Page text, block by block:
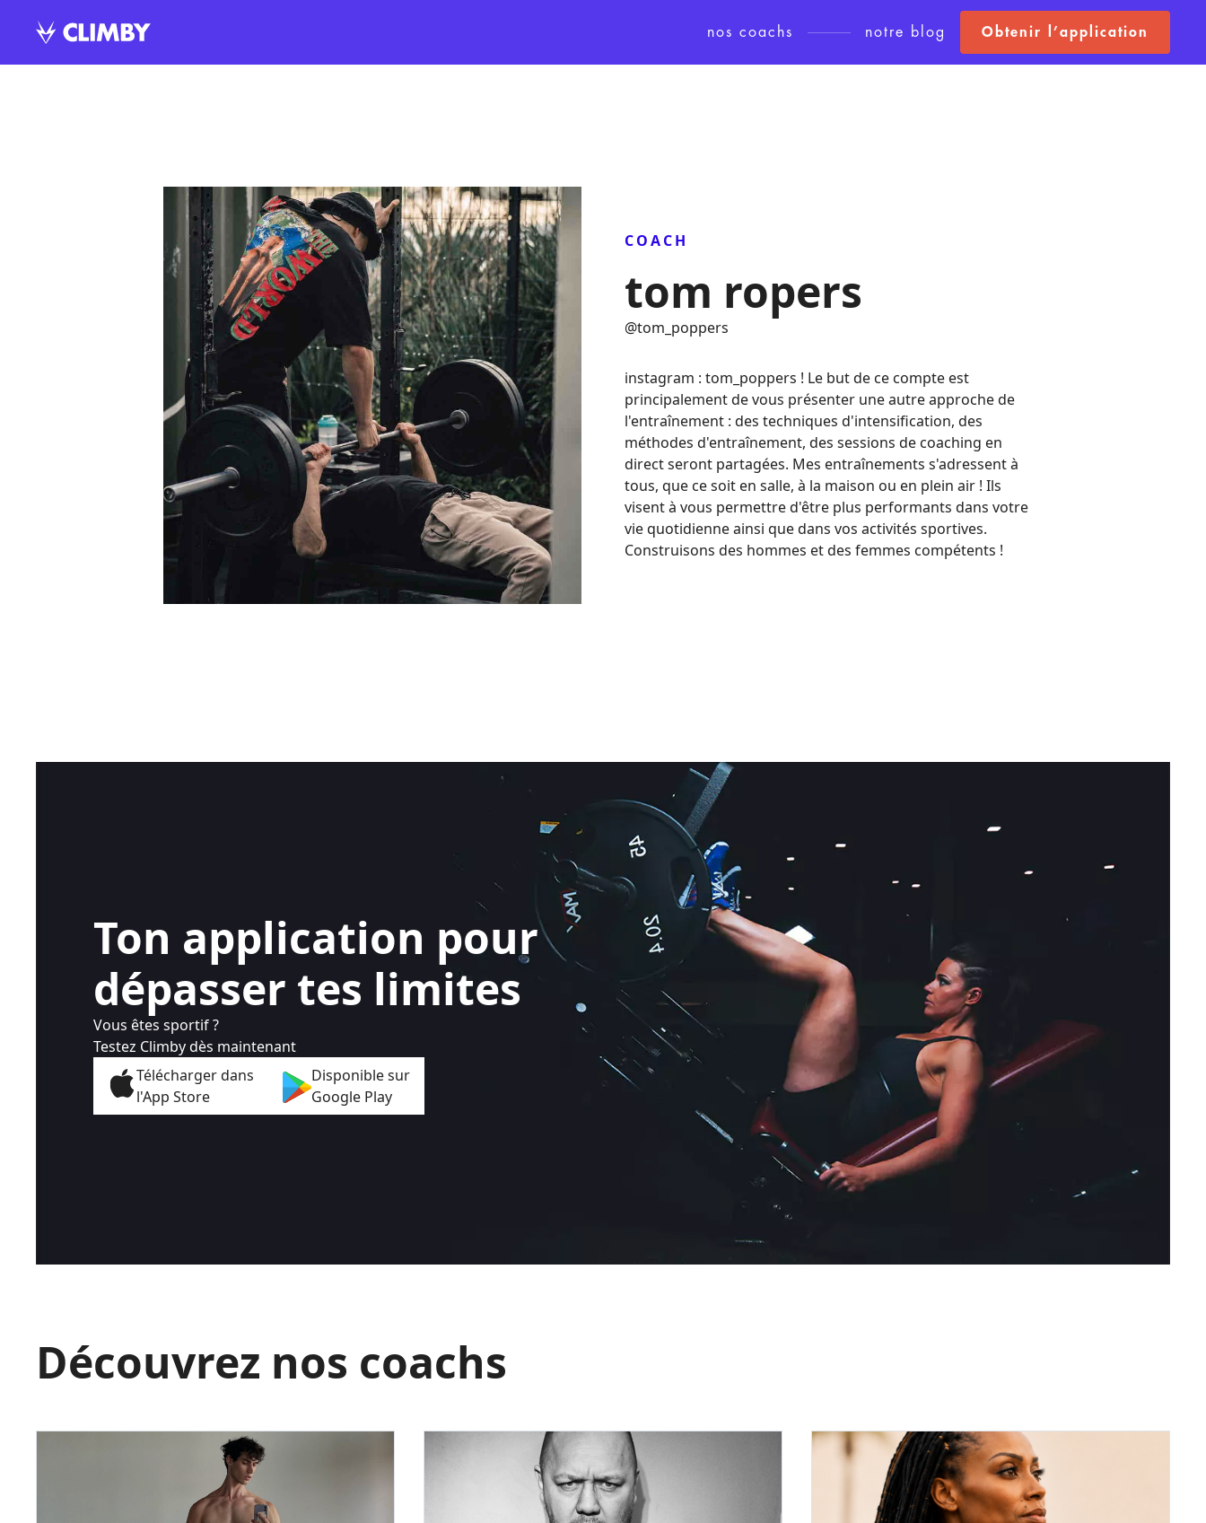
nos coachs notre blog Obtenir l’application
COACH
tom ropers
@tom_poppers
instagram : tom_poppers ! Le but de ce compte est
principalement de vous présenter une autre approche de
l'entraînement : des techniques d'intensification, des
méthodes d'entraînement, des sessions de coaching en
direct seront partagées. Mes entraînements s'adressent à
tous, que ce soit en salle, à la maison ou en plein air ! Ils
visent à vous permettre d'être plus performants dans votre
vie quotidienne ainsi que dans vos activités sportives.
Construisons des hommes et des femmes compétents !
Ton application pour
dépasser tes limites
Vous êtes sportif ?
Testez Climby dès maintenant
Télécharger dans
l'App Store
Disponible sur
Google Play
Découvrez nos coachs